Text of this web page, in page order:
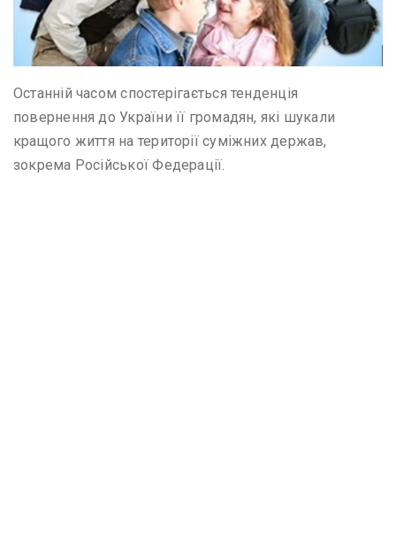
Останній часом спостерігається тенденція
повернення до України її громадян, які шукали
кращого життя на території суміжних держав,
зокрема Російської Федерації.